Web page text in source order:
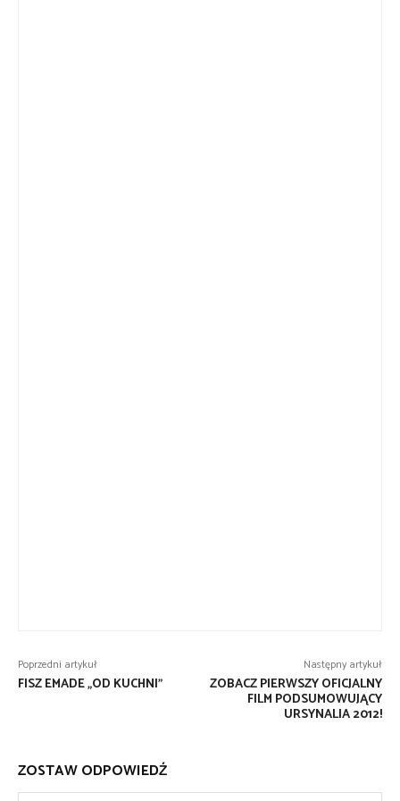
Poprzedni artykuł
FISZ EMADE „OD KUCHNI”
Następny artykuł
ZOBACZ PIERWSZY OFICJALNY
FILM PODSUMOWUJĄCY
URSYNALIA 2012!
ZOSTAW ODPOWIEDŹ